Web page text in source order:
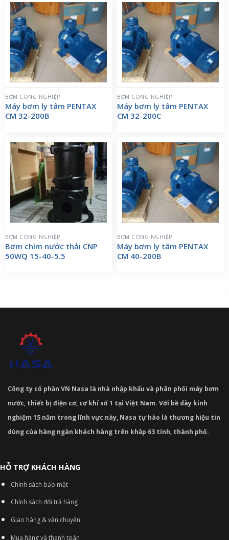
BƠM CÔNG NGHIỆP
Máy bơm ly tâm PENTAX
CM 32-200B
BƠM CÔNG NGHIỆP
Máy bơm ly tâm PENTAX
CM 32-200C
BƠM CÔNG NGHIỆP
Bơm chìm nước thải CNP
50WQ 15-40-5.5
BƠM CÔNG NGHIỆP
Máy bơm ly tâm PENTAX
CM 40-200B
Công ty cổ phần VN Nasa là nhà nhập khẩu và phân phối máy bơm
nước, thiết bị điện cơ, cơ khí số 1 tại Việt Nam. Với bề dày kinh
nghiệm 15 năm trong lĩnh vực này, Nasa tự hào là thương hiệu tin
dùng của hàng ngàn khách hàng trên khắp 63 tỉnh, thành phố.
HỖ TRỢ KHÁCH HÀNG
Chính sách bảo mật
Chính sách đổi trả hàng
Giao hàng & vận chuyển
Mua hàng và thanh toán